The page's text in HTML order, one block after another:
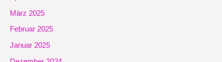
März 2025
Februar 2025
Januar 2025